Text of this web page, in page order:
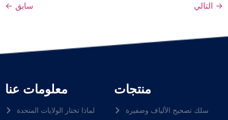
← سابق →
معلومات عنا
لماذا تختار الولايات المتحدة
منتجات
سلك تصحيح الألياف وضفيرة